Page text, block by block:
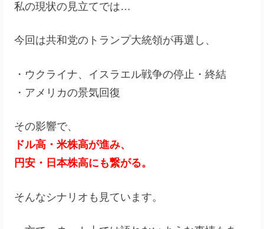
私の現状の見立てでは…
今回は共和党のトランプ大統領が再選し、
・ウクライナ、イスラエル戦争の停止・終結
・アメリカの景気回復
その影響で、
ドル高・米株高が進み、
円安・日本株高にも繋がる。
そんなシナリオも見ています。